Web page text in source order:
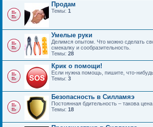
Продам
Темы: 1
Умелые руки
Делимся опытом. Что можно сделать
смекалку и сообразительность.
Темы: 28
Крик о помощи!
Если нужна помощь, пишите, что-
Темы: 3
Безопасность в Силламяэ
Постоянная бдительность – такова
Темы: 18